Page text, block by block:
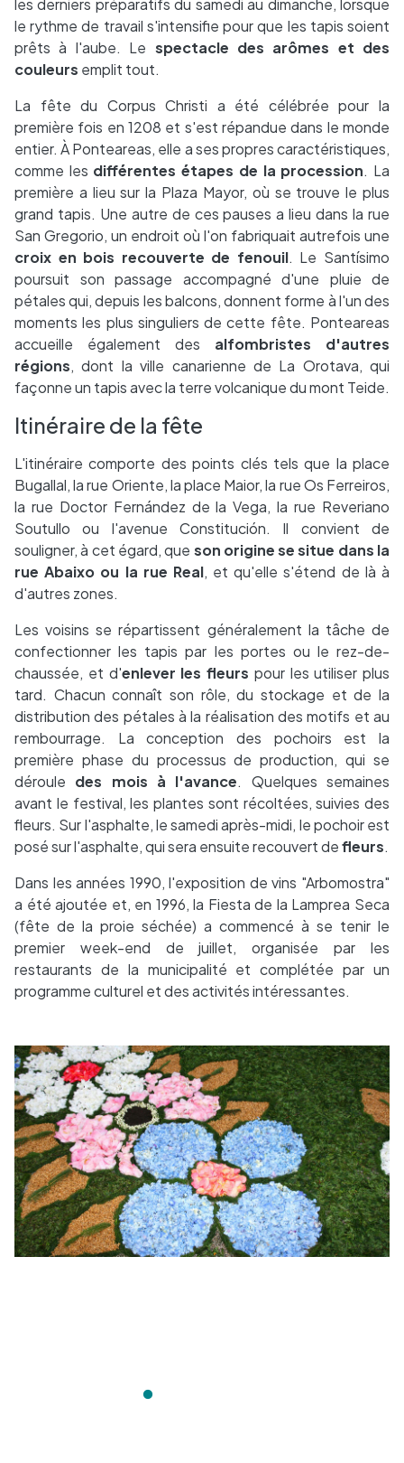
les derniers préparatifs du samedi au dimanche, lorsque
le rythme de travail s'intensifie pour que les tapis soient
prêts à l'aube. Le spectacle des arômes et des
couleurs emplit tout.
La fête du Corpus Christi a été célébrée pour la
première fois en 1208 et s'est répandue dans le monde
entier. À Ponteareas, elle a ses propres caractéristiques,
comme les différentes étapes de la procession. La
première a lieu sur la Plaza Mayor, où se trouve le plus
grand tapis. Une autre de ces pauses a lieu dans la rue
San Gregorio, un endroit où l'on fabriquait autrefois une
croix en bois recouverte de fenouil. Le Santísimo
poursuit son passage accompagné d'une pluie de
pétales qui, depuis les balcons, donnent forme à l'un des
moments les plus singuliers de cette fête. Ponteareas
accueille également des alfombristes d'autres
régions, dont la ville canarienne de La Orotava, qui
façonne un tapis avec la terre volcanique du mont Teide.
Itinéraire de la fête
L'itinéraire comporte des points clés tels que la place
Bugallal, la rue Oriente, la place Maior, la rue Os Ferreiros,
la rue Doctor Fernández de la Vega, la rue Reveriano
Soutullo ou l'avenue Constitución. Il convient de
souligner, à cet égard, que son origine se situe dans la
rue Abaixo ou la rue Real, et qu'elle s'étend de là à
d'autres zones.
Les voisins se répartissent généralement la tâche de
confectionner les tapis par les portes ou le rez-de-
chaussée, et d'enlever les fleurs pour les utiliser plus
tard. Chacun connaît son rôle, du stockage et de la
distribution des pétales à la réalisation des motifs et au
rembourrage. La conception des pochoirs est la
première phase du processus de production, qui se
déroule des mois à l'avance. Quelques semaines
avant le festival, les plantes sont récoltées, suivies des
fleurs. Sur l'asphalte, le samedi après-midi, le pochoir est
posé sur l'asphalte, qui sera ensuite recouvert defleurs.
Dans les années 1990, l'exposition de vins "Arbomostra"
a été ajoutée et, en 1996, la Fiesta de la Lamprea Seca
(fête de la proie séchée) a commencé à se tenir le
premier week-end de juillet, organisée par les
restaurants de la municipalité et complétée par un
programme culturel et des activités intéressantes.